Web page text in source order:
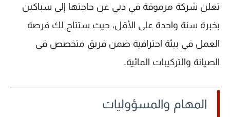
تعلن شركة مرموقة في دبي عن حاجتها إلى سباكين
بخبرة سنة واحدة على الأقل، حيث ستتاح لك فرصة
العمل في بيئة احترافية ضمن فريق متخصص في
الصيانة والتركيبات المائية.
المهام والمسؤوليات